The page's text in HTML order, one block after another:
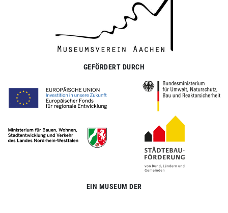
GEFÖRDERT DURCH
EIN MUSEUM DER